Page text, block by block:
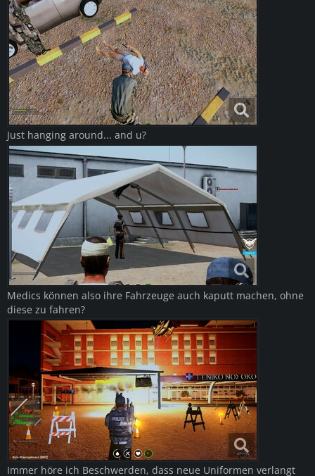
Just hanging around... and u?
Medics können also ihre Fahrzeuge auch kaputt machen, ohne
diese zu fahren?
Immer höre ich Beschwerden, dass neue Uniformen verlangt